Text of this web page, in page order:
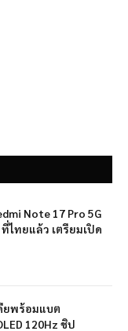
Note 17 Pro 5G
ไทยแล้ว เตรียมเปิด
ยพร้อมแบต
120Hz ชิป